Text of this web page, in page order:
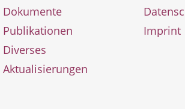
Dokumente
Publikationen
Diverses
Aktualisierungen
Imprint